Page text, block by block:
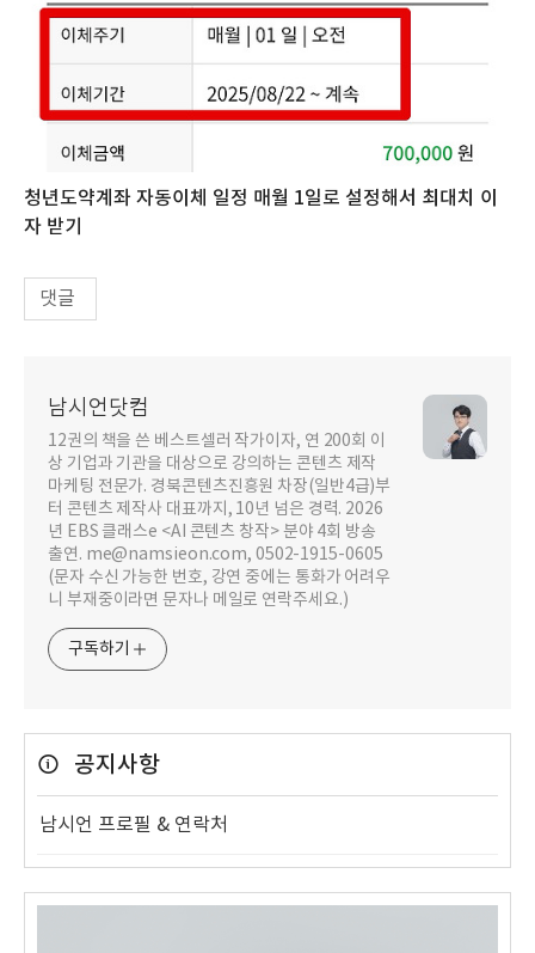
청년도약계좌 자동이체 일정 매월 1일로 설정해서 최대치 이
자 받기
댓글
남시언닷컴
12권의 책을 쓴 베스트셀러 작가이자, 연 200회 이
상 기업과 기관을 대상으로 강의하는 콘텐츠 제작
마케팅 전문가. 경북콘텐츠진흥원 차장(일반4급)부
터 콘텐츠 제작사 대표까지, 10년 넘은 경력. 2026
년 EBS 클래스e <AI 콘텐츠 창작> 분야 4회 방송
출연. me@namsieon.com, 0502-1915-0605
(문자 수신 가능한 번호, 강연 중에는 통화가 어려우
니 부재중이라면 문자나 메일로 연락주세요.)
구독하기
공지사항
남시언 프로필 & 연락처